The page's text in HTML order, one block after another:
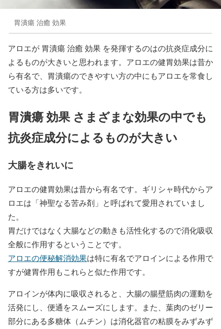
胃潰瘍 治癒 効果
アロエが 胃潰瘍 治癒 効果 を発揮するのはの抗炎症成分に
よるものが大きいと思われます。アロエの健胃効果は昔か
ら有名で、胃潰瘍のできやすい方の中にもアロエを常食し
ている方は多いです。
胃潰瘍 効果 さまざまな効果の中でも
抗炎症成分によるものが大きい
大腸をきれいに
アロエの健胃効果は昔から有名です。ギリシャ時代からア
ロエは「神聖なる苦み剤」と呼ばれて愛用されていまし
た。
胃だけではなく大腸などの動きも活性化するので消化吸収
全般に作用するということです。
アロエの便秘解消効果は特に有名でアロインによる作用で
すが健胃作用もこれらと似た作用です。
アロインが体内に吸収されると、大腸の腸壁筋肉の運動を
活発にし、便通をスムーズにします。また、葉肉のゼリー
部分にある多糖体（ムチン）は消化器官の粘膜をみずみず